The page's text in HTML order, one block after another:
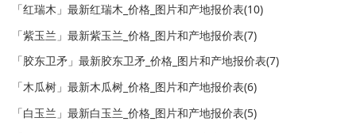
「红瑞木」最新红瑞木_价格_图片和产地报价表(10)
「紫玉兰」最新紫玉兰_价格_图片和产地报价表(7)
「胶东卫矛」最新胶东卫矛_价格_图片和产地报价表(7)
「木瓜树」最新木瓜树_价格_图片和产地报价表(6)
「白玉兰」最新白玉兰_价格_图片和产地报价表(5)